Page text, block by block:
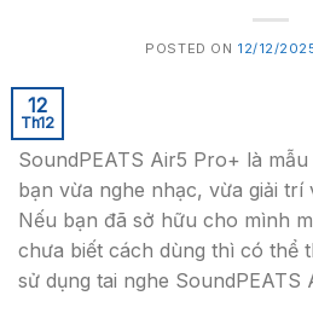
POSTED ON 12/12/
12
Th12
SoundPEATS Air5 Pro+ là
bạn vừa nghe nhạc, vừa giải trí
Nếu bạn đã sở hữu cho mình
chưa biết cách dùng thì có thể
sử dụng tai nghe